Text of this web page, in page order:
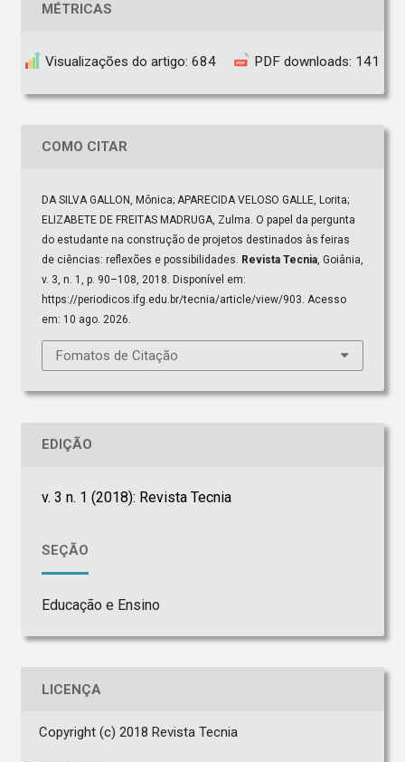
MÉTRICAS
Visualizações do artigo: 684 PDF downloads: 141
COMO CITAR
DA SILVA GALLON, Mônica; APARECIDA VELOSO GALLE, Lorita;
ELIZABETE DE FREITAS MADRUGA, Zulma. O papel da pergunta
do estudante na construção de projetos destinados às feiras
de ciências: reflexões e possibilidades. Revista Tecnia, Goiânia,
v. 3, n. 1, p. 90–108, 2018. Disponível em:
https://periodicos.ifg.edu.br/tecnia/article/view/903. Acesso
em: 10 ago. 2026.
Fomatos de Citação
EDIÇÃO
v. 3 n. 1 (2018): Revista Tecnia
SEÇÃO
Educação e Ensino
LICENÇA
Copyright (c) 2018 Revista Tecnia